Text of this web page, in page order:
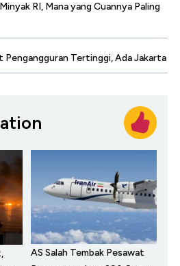
RI, Mana yang Cuannya Paling
Pengangguran Tertinggi, Ada Jakarta
AS Salah Tembak Pesawat